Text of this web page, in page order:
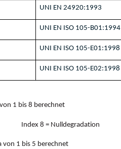
UNI EN 24920:1993
UNI EN ISO 105-B01:1994
UNI EN ISO 105-E01:1998
UNI EN ISO 105-E02:1998
1 bis 8 berechnet
Index 8 = Nulldegradation
von 1 bis 5 berechnet